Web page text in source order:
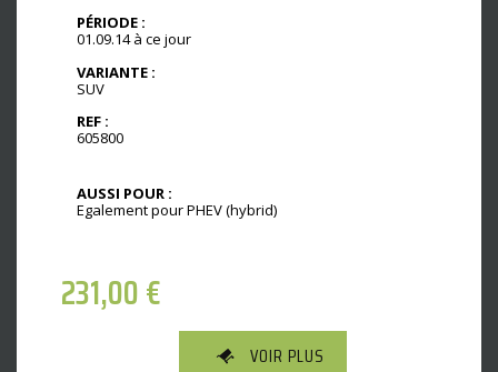
PÉRIODE :
01.09.14 à ce jour
VARIANTE :
SUV
REF :
605800
AUSSI POUR :
Egalement pour PHEV (hybrid)
231,00€
VOIR PLUS